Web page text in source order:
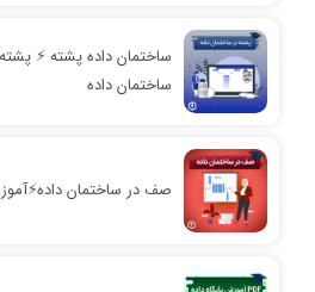
ساختمان داده پشته ⚡️
ساختمان داده
صف در ساختمان